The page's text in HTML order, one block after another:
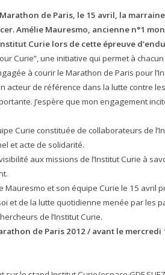
de Paris, le 15 avril, la
Amélie Mauresmo, ancienne n°1
Curie lors de cette épreuve
Curie”, une initiative qui permet à
à courir le Marathon de Paris pour
acteur de référence dans la lutte contre
J’espère que mon engagement
Curie constituée de collaborateurs de
et acte de solidarité.
aux missions de l’Institut Curie à
Mauresmo et son équipe Curie le 15 avril
et de la lutte quotidienne menée par les
de l’Institut Curie.
de Paris 2012 / avant le mercredi